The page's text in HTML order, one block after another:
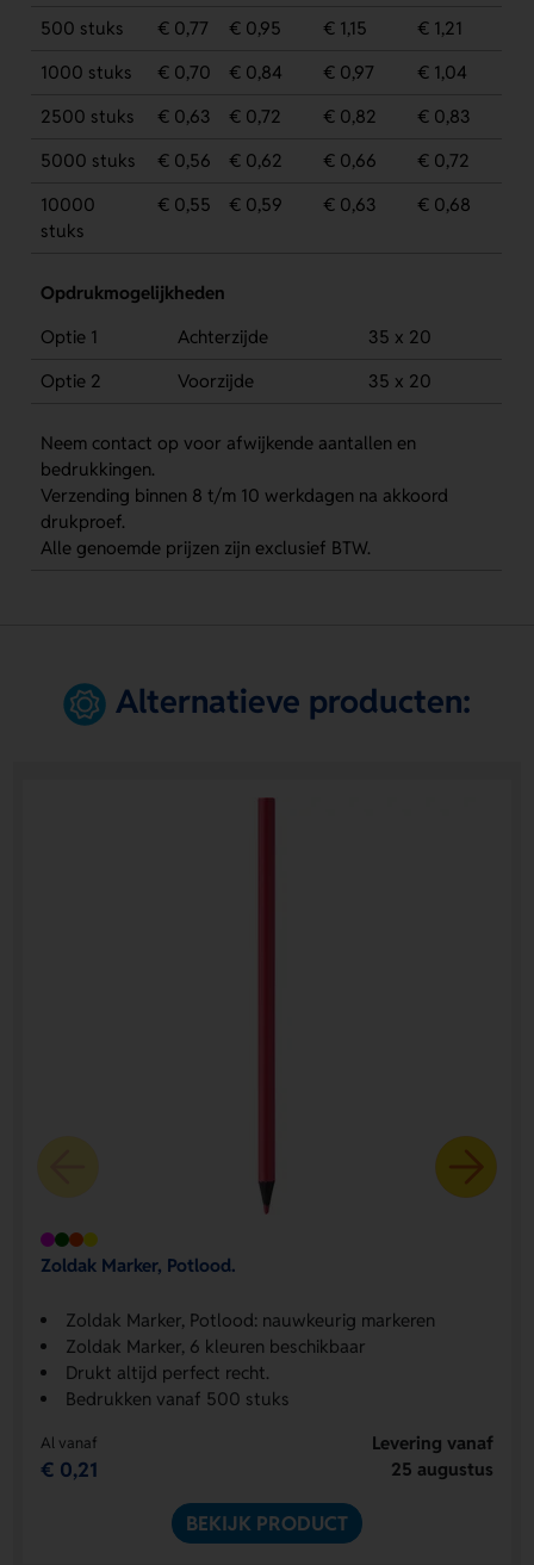
500 stuks € 0,77 € 0,95 € 1,15
€ 1,21
1000 stuks
€ 0,70 € 0,84 € 0,97
€ 1,04
2500 stuks
€ 0,63 € 0,72 € 0,82
€ 0,83
5000 stuks
€ 0,56 € 0,62 € 0,66
€ 0,72
10000
stuks
€ 0,55 € 0,59 € 0,63 € 0,68
Opdrukmogelijkheden
Optie 1
Achterzijde
35 x 20
Optie 2
Voorzijde 35 x 20
Neem contact op voor afwijkende aantallen en
bedrukkingen.
Verzending binnen 8 t/m 10 werkdagen na akkoord
drukproef.
Alle genoemde prijzen zijn exclusief BTW.
Alternatieve producten:
Zoldak Marker, Potlood.
Zoldak Marker, Potlood: nauwkeurig markeren
Zoldak Marker, 6 kleuren beschikbaar
Drukt altijd perfect recht.
Bedrukken vanaf 500 stuks
Al vanaf
€ 0,21
Levering vanaf
25 augustus
BEKIJK PRODUCT